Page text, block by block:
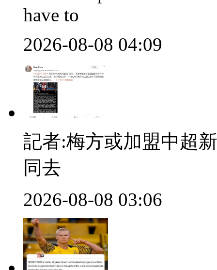
have to
2026-08-08 04:09
記者:梅方或加盟中超
同去
2026-08-08 03:06